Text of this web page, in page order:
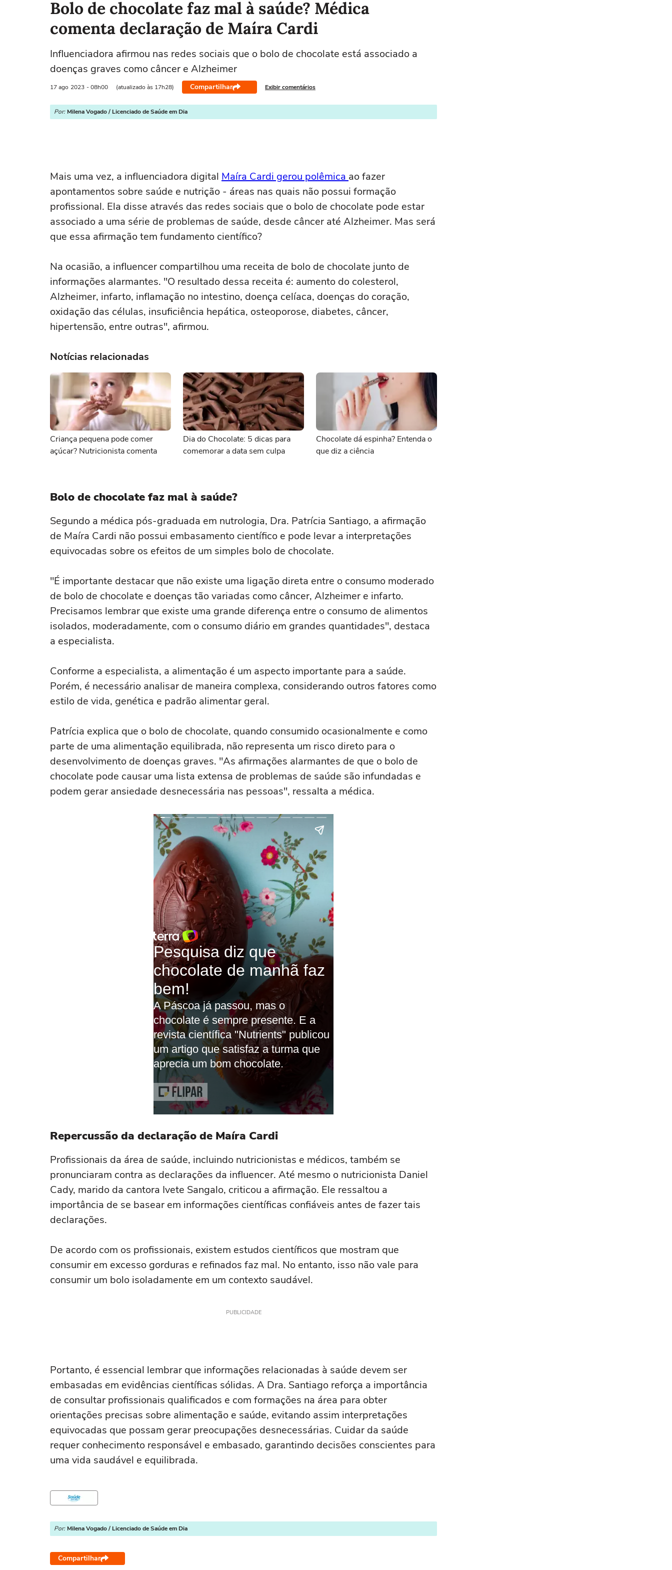
Bolo de chocolate faz mal à saúde? Médica
comenta declaração de Maíra Cardi
Influenciadora afirmou nas redes sociais que o bolo de chocolate está associado a
doenças graves como câncer e Alzheimer
17 ago 2023 - 08h00 (atualizado às 17h28) Compartilhar Exibir comentários
Por: Milena Vogado / Licenciado de Saúde em Dia
Mais uma vez, a influenciadora digital Maíra Cardi gerou polêmica ao fazer
apontamentos sobre saúde e nutrição - áreas nas quais não possui formação
profissional. Ela disse através das redes sociais que o bolo de chocolate pode estar
associado a uma série de problemas de saúde, desde câncer até Alzheimer. Mas será
que essa afirmação tem fundamento científico?
Na ocasião, a influencer compartilhou uma receita de bolo de chocolate junto de
informações alarmantes. "O resultado dessa receita é: aumento do colesterol,
Alzheimer, infarto, inflamação no intestino, doença celíaca, doenças do coração,
oxidação das células, insuficiência hepática, osteoporose, diabetes, câncer,
hipertensão, entre outras", afirmou.
Notícias relacionadas
Criança pequena pode comer
açúcar? Nutricionista comenta
Dia do Chocolate: 5 dicas para
comemorar a data sem culpa
Chocolate dá espinha? Entenda o
que diz a ciência
Bolo de chocolate faz mal à saúde?
Segundo a médica pós-graduada em nutrologia, Dra. Patrícia Santiago, a afirmação
de Maíra Cardi não possui embasamento científico e pode levar a interpretações
equivocadas sobre os efeitos de um simples bolo de chocolate.
"É importante destacar que não existe uma ligação direta entre o consumo moderado
de bolo de chocolate e doenças tão variadas como câncer, Alzheimer e infarto.
Precisamos lembrar que existe uma grande diferença entre o consumo de alimentos
isolados, moderadamente, com o consumo diário em grandes quantidades", destaca
a especialista.
Conforme a especialista, a alimentação é um aspecto importante para a saúde.
Porém, é necessário analisar de maneira complexa, considerando outros fatores como
estilo de vida, genética e padrão alimentar geral.
Patrícia explica que o bolo de chocolate, quando consumido ocasionalmente e como
parte de uma alimentação equilibrada, não representa um risco direto para o
desenvolvimento de doenças graves. "As afirmações alarmantes de que o bolo de
chocolate pode causar uma lista extensa de problemas de saúde são infundadas e
podem gerar ansiedade desnecessária nas pessoas", ressalta a médica.
Repercussão da declaração de Maíra Cardi
Profissionais da área de saúde, incluindo nutricionistas e médicos, também se
pronunciaram contra as declarações da influencer. Até mesmo o nutricionista Daniel
Cady, marido da cantora Ivete Sangalo, criticou a afirmação. Ele ressaltou a
importância de se basear em informações científicas confiáveis antes de fazer tais
declarações.
De acordo com os profissionais, existem estudos científicos que mostram que
consumir em excesso gorduras e refinados faz mal. No entanto, isso não vale para
consumir um bolo isoladamente em um contexto saudável.
PUBLICIDADE
Portanto, é essencial lembrar que informações relacionadas à saúde devem ser
embasadas em evidências científicas sólidas. A Dra. Santiago reforça a importância
de consultar profissionais qualificados e com formações na área para obter
orientações precisas sobre alimentação e saúde, evitando assim interpretações
equivocadas que possam gerar preocupações desnecessárias. Cuidar da saúde
requer conhecimento responsável e embasado, garantindo decisões conscientes para
uma vida saudável e equilibrada.
Por: Milena Vogado / Licenciado de Saúde em Dia
Compartilhar